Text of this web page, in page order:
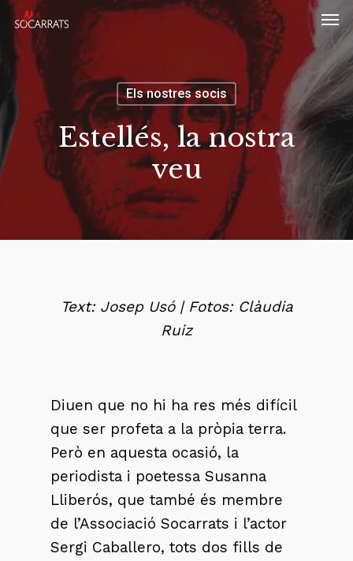
Skip
main
content
Els nostres socis
Estellés, la nostra
veu
Text: Josep Usó | Fotos: Clàudia
Ruiz
Diuen que no hi ha res més difícil
que ser profeta a la pròpia terra.
Però en aquesta ocasió, la
periodista i poetessa Susanna
Lliberós, que també és membre
de l’Associació Socarrats i l’actor
Sergi Caballero, tots dos fills de